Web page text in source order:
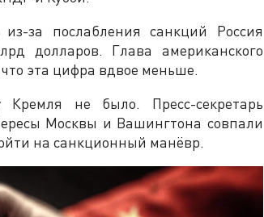
за послабления санкций Россия
долларов. Глава американского
эта цифра вдвое меньше.
не было. Пресс-секретарь
Москвы и Вашингтона совпали
на санкционный манёвр.